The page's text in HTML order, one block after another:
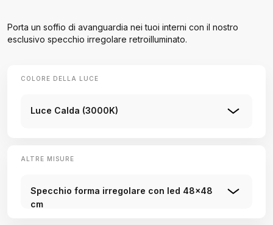
Porta un soffio di avanguardia nei tuoi interni con il nostro
esclusivo specchio irregolare retroilluminato.
COLORE DELLA LUCE
Luce Calda (3000K)
ALTRE MISURE
Specchio forma irregolare con led 48x48
cm